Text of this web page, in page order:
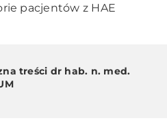
pacjentów z HAE
treści dr hab. n. med.